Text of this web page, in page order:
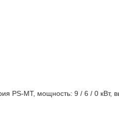
PS-MT, мощность: 9 / 6 / 0